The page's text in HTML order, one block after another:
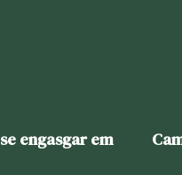
engasgar em